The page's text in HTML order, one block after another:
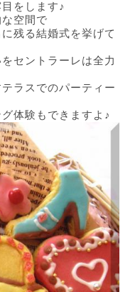
をします♪
空間で
残る結婚式を挙げて
セントラーレは全力
ラスでのパーティー
体験もできますよ♪